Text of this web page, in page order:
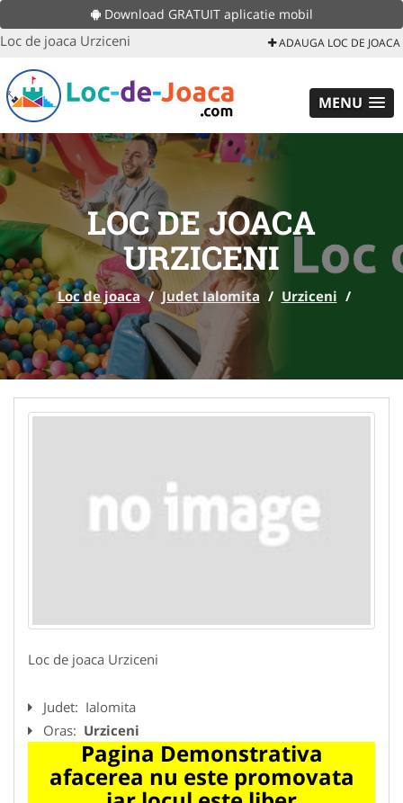
Download GRATUIT aplicatie mobil
Loc de joaca Urziceni ADAUGA LOC DE JOACA
MENU
LOC DE JOACA
URZICENI
Loc de joaca / Judet Ialomita / Urziceni /
Loc de joaca Urziceni
Judet: Ialomita
Oras: Urziceni
Pagina Demonstrativa
afacerea nu este promovata